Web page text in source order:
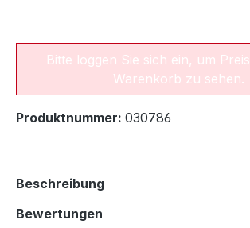
Bitte loggen Sie sich ein, um
Warenkorb zu sehen.
Produktnummer: 030786
Beschreibung
Bewertungen